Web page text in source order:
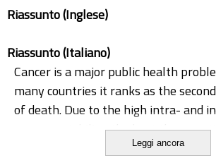
Riassunto (Inglese)
Riassunto (Italiano)
Cancer is a major public health
many countries it ranks as the
of death. Due to the high intra- and
cancer variability, the best
individual patients is difficult to
Leggi ancora